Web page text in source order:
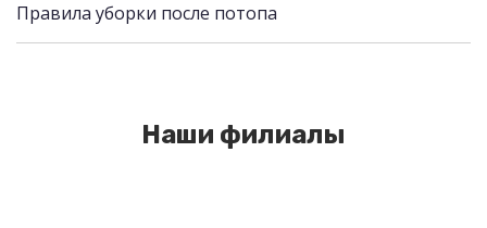
Правила уборки после потопа
Наши филиалы